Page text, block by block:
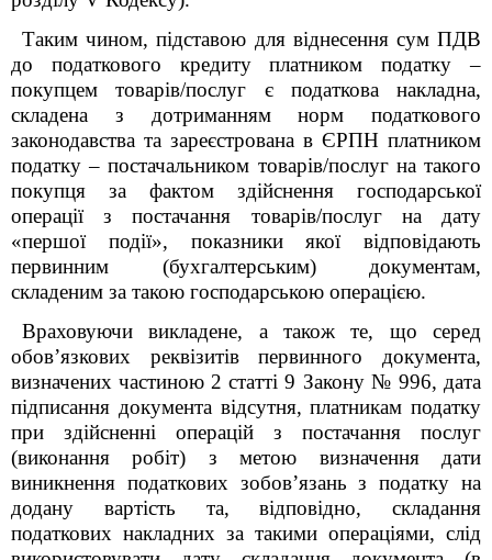
Таким чином, підставою для віднесення сум ПДВ
до податкового кредиту платником податку –
покупцем товарів/послуг є податкова накладна,
складена з дотриманням норм податкового
законодавства та зареєстрована в ЄРПН платником
податку – постачальником товарів/послуг на такого
покупця за фактом здійснення господарської
операції з постачання товарів/послуг на дату
«першої події», показники якої відповідають
первинним (бухгалтерським) документам,
складеним за такою господарською операцією.
Враховуючи викладене, а також те, що серед
обов’язкових реквізитів первинного документа,
визначених частиною 2 статті 9 Закону № 996, дата
підписання документа відсутня, платникам податку
при здійсненні операцій з постачання послуг
(виконання робіт) з метою визначення дати
виникнення податкових зобов’язань з податку на
додану вартість та, відповідно, складання
податкових накладних за такими операціями, слід